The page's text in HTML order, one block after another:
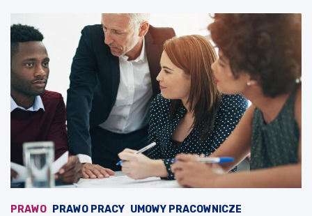
PRAWO PRAWO PRACY UMOWY PRACOWNICZE